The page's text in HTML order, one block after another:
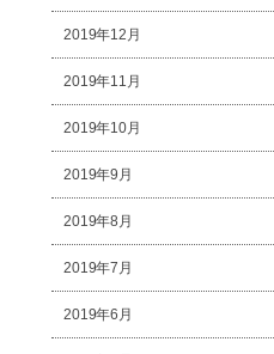
2019年12月
2019年11月
2019年10月
2019年9月
2019年8月
2019年7月
2019年6月